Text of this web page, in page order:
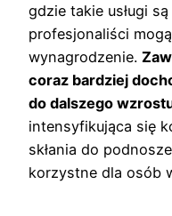
gdzie takie usługi
profesjonaliści
wynagrodzenie.
coraz bardziej
do dalszego
intensyfikująca się
skłania do
korzystne dla osób